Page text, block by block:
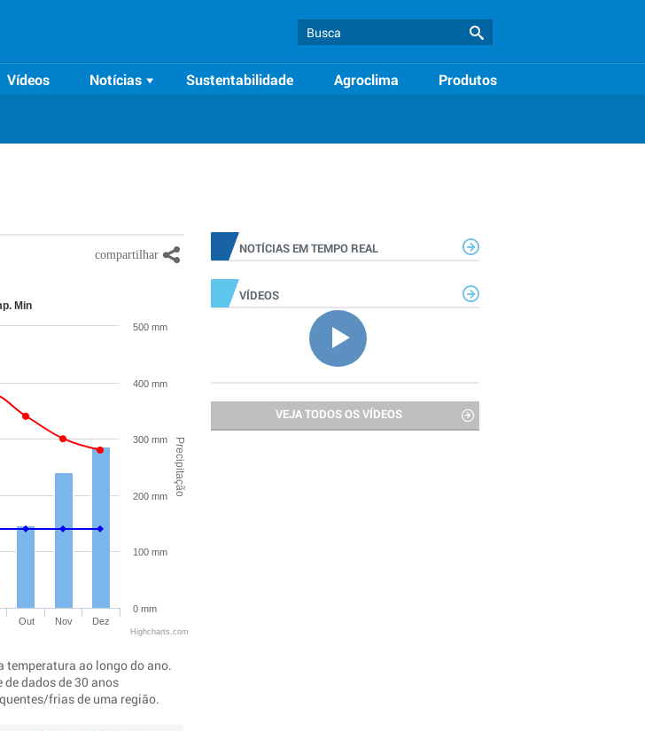
Vídeos Notícias Sustentabilidade Agroclima Produtos
Precipitação
Min
Out Nov Dez
0 mm
100 mm
200 mm
300 mm
400 mm
500 mm
Highcharts.com
temperatura ao longo do ano.
dados de 30 anos
frias de uma região.
NOTÍCIAS EM TEMPO REAL
VÍDEOS
VEJA TODOS OS VÍDEOS